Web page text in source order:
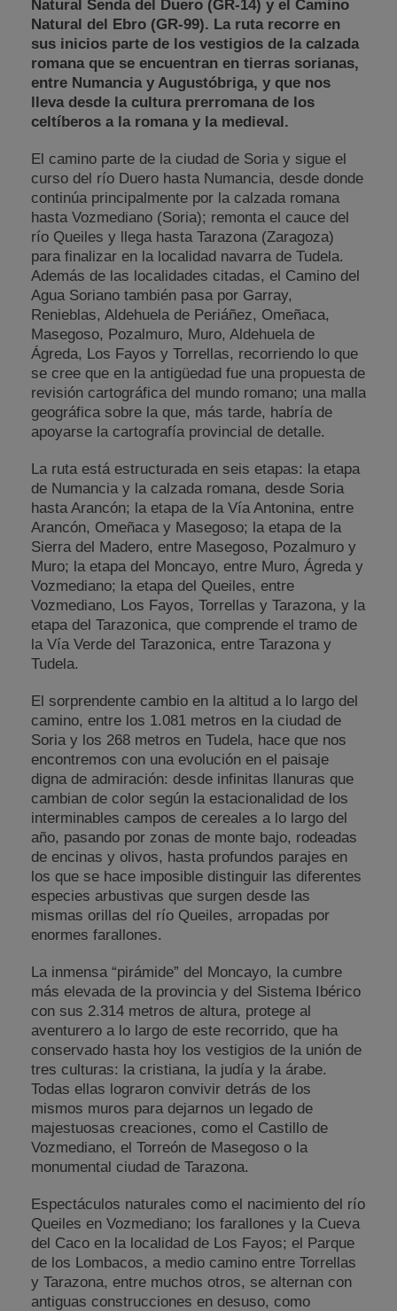
Natural Senda del Duero (GR-14) y el Camino
Natural del Ebro (GR-99). La ruta recorre en
sus inicios parte de los vestigios de la calzada
romana que se encuentran en tierras sorianas,
entre Numancia y Augustóbriga, y que nos
lleva desde la cultura prerromana de los
celtíberos a la romana y la medieval.
El camino parte de la ciudad de Soria y sigue el
curso del río Duero hasta Numancia, desde donde
continúa principalmente por la calzada romana
hasta Vozmediano (Soria); remonta el cauce del
río Queiles y llega hasta Tarazona (Zaragoza)
para finalizar en la localidad navarra de Tudela.
Además de las localidades citadas, el Camino del
Agua Soriano también pasa por Garray,
Renieblas, Aldehuela de Periáñez, Omeñaca,
Masegoso, Pozalmuro, Muro, Aldehuela de
Ágreda, Los Fayos y Torrellas, recorriendo lo que
se cree que en la antigüedad fue una propuesta de
revisión cartográfica del mundo romano; una malla
geográfica sobre la que, más tarde, habría de
apoyarse la cartografía provincial de detalle.
La ruta está estructurada en seis etapas: la etapa
de Numancia y la calzada romana, desde Soria
hasta Arancón; la etapa de la Vía Antonina, entre
Arancón, Omeñaca y Masegoso; la etapa de la
Sierra del Madero, entre Masegoso, Pozalmuro y
Muro; la etapa del Moncayo, entre Muro, Ágreda y
Vozmediano; la etapa del Queiles, entre
Vozmediano, Los Fayos, Torrellas y Tarazona, y la
etapa del Tarazonica, que comprende el tramo de
la Vía Verde del Tarazonica, entre Tarazona y
Tudela.
El sorprendente cambio en la altitud a lo largo del
camino, entre los 1.081 metros en la ciudad de
Soria y los 268 metros en Tudela, hace que nos
encontremos con una evolución en el paisaje
digna de admiración: desde infinitas llanuras que
cambian de color según la estacionalidad de los
interminables campos de cereales a lo largo del
año, pasando por zonas de monte bajo, rodeadas
de encinas y olivos, hasta profundos parajes en
los que se hace imposible distinguir las diferentes
especies arbustivas que surgen desde las
mismas orillas del río Queiles, arropadas por
enormes farallones.
La inmensa “pirámide” del Moncayo, la cumbre
más elevada de la provincia y del Sistema Ibérico
con sus 2.314 metros de altura, protege al
aventurero a lo largo de este recorrido, que ha
conservado hasta hoy los vestigios de la unión de
tres culturas: la cristiana, la judía y la árabe.
Todas ellas lograron convivir detrás de los
mismos muros para dejarnos un legado de
majestuosas creaciones, como el Castillo de
Vozmediano, el Torreón de Masegoso o la
monumental ciudad de Tarazona.
Espectáculos naturales como el nacimiento del río
Queiles en Vozmediano; los farallones y la Cueva
del Caco en la localidad de Los Fayos; el Parque
de los Lombacos, a medio camino entre Torrellas
y Tarazona, entre muchos otros, se alternan con
antiguas construcciones en desuso, como